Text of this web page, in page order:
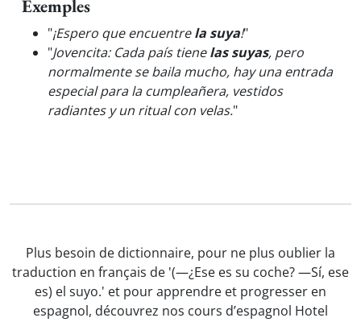
Exemples
"¡Espero que encuentrela suya!"
"Jovencita: Cada país tienelas suyas, pero
normalmente se baila mucho, hay una entrada
especial para la cumpleañera, vestidos
radiantes y un ritual con velas."
Plus besoin de dictionnaire, pour ne plus oublier la
traduction en français de '(—¿Ese es su coche? —Sí, ese
es) el suyo.' et pour apprendre et progresser en
espagnol, découvrez nos cours d’espagnol Hotel